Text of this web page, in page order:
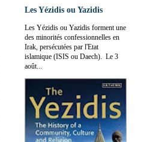
Les Yézidis ou Yazidis
Les Yézidis ou Yazidis forment une
des minorités confessionnelles en
Irak, persécutées par l'Etat
islamique (ISIS ou Daech). Le 3
août...